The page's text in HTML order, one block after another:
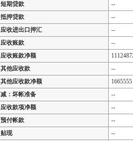
短期贷款
--
抵押贷款
--
应收进出口押汇
--
应收账款
--
应收账款净额
其他应收款
--
其他应收款净额
1665555
减：坏帐准备
--
应收款项净额
--
预付帐款
--
贴现
--